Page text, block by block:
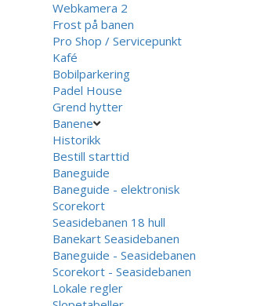
Webkamera 2
Frost på banen
Pro Shop / Servicepunkt
Kafé
Bobilparkering
Padel House
Grend hytter
Banene
Historikk
Bestill starttid
Baneguide
Baneguide - elektronisk
Scorekort
Seasidebanen 18 hull
Banekart Seasidebanen
Baneguide - Seasidebanen
Scorekort - Seasidebanen
Lokale regler